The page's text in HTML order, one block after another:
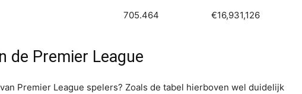
705.464 €16,931,126
de Premier League
Premier League spelers? Zoals de tabel hierboven wel duidelijk